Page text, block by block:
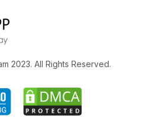
2023. All Rights Reserved.